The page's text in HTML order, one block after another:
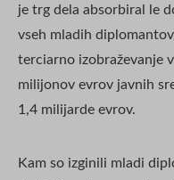
je trg dela absorbiral le
vseh mladih
terciarno izobraževanje
milijonov evrov javnih
1,4 milijarde evrov.
Kam so izginili mladi